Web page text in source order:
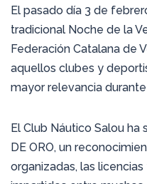
El pasado día 3 de
tradicional Noche de la
Federación Catalana de
aquellos clubes y
mayor relevancia
El Club Náutico Salou
DE ORO, un
organizadas, las